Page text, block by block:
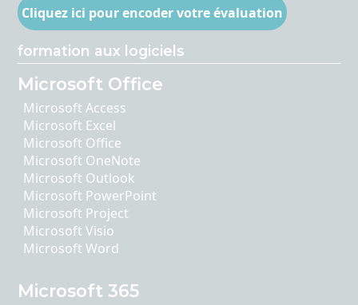
Cliquez ici pour encoder votre évaluation
formation aux logiciels
Microsoft Office
Microsoft Access
Microsoft Excel
Microsoft Office
Microsoft OneNote
Microsoft Outlook
Microsoft PowerPoint
Microsoft Project
Microsoft Visio
Microsoft Word
Microsoft 365